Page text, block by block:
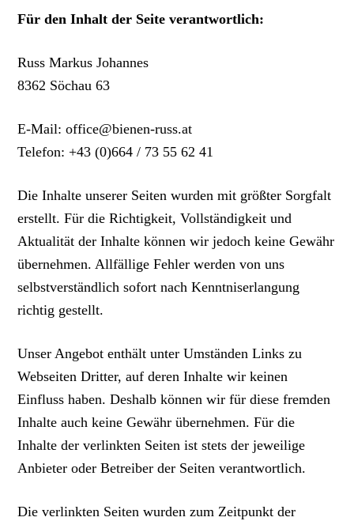
Für den Inhalt der Seite verantwortlich:
Russ Markus Johannes
8362 Söchau 63
E-Mail: office@bienen-russ.at
Telefon: +43 (0)664 / 73 55 62 41
Die Inhalte unserer Seiten wurden mit größter Sorgfalt
erstellt. Für die Richtigkeit, Vollständigkeit und
Aktualität der Inhalte können wir jedoch keine Gewähr
übernehmen. Allfällige Fehler werden von uns
selbstverständlich sofort nach Kenntniserlangung
richtig gestellt.
Unser Angebot enthält unter Umständen Links zu
Webseiten Dritter, auf deren Inhalte wir keinen
Einfluss haben. Deshalb können wir für diese fremden
Inhalte auch keine Gewähr übernehmen. Für die
Inhalte der verlinkten Seiten ist stets der jeweilige
Anbieter oder Betreiber der Seiten verantwortlich.
Die verlinkten Seiten wurden zum Zeitpunkt der